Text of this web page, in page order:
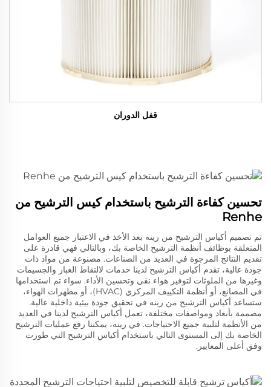
قفل الدوران
تحسين كفاءة الترشيح باستخدام كيس الترشيح من
Renhe
تم تصميم أكياس الترشيح من رينه بعد الأخذ في الاعتبار جميع العوامل
المتعلقة بوظائف أنظمة الترشيح الخاصة بك، وبالتالي فهي قادرة على
تقديم النتائج المرجوة في العديد من الصناعات. مصنوعة من مواد ذات
جودة عالية، تقدم أكياس الترشيح لدينا خدمات لالتقاط الغبار والجسيمات
وغيرها من الملوثات لتوفير هواء نقي وتحسين الأداء. سواء تم استخدامها
في المصانع، أو أنظمة التكييف المركزي (HVAC)، أو مطهرات الهواء،
ستساعد أكياس الترشيح من رينه في تحقيق جودة بيئية داخلية عالية.
مصممة بأبعاد ومواصفات مختلفة، تعمل أكياس الترشيح لدينا في العديد
من الأنظمة لتلبية جميع الاحتياجات. في رينه، يمكننا رفع عمليات الترشيح
الخاصة بك إلى المستوى التالي باستخدام أكياس الترشيح التي طورت
وفق أعلى المعايير.